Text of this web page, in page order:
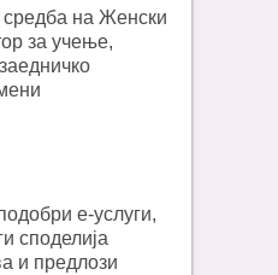
на Женски
за учење,
е-услуги,
споделија
и предлози